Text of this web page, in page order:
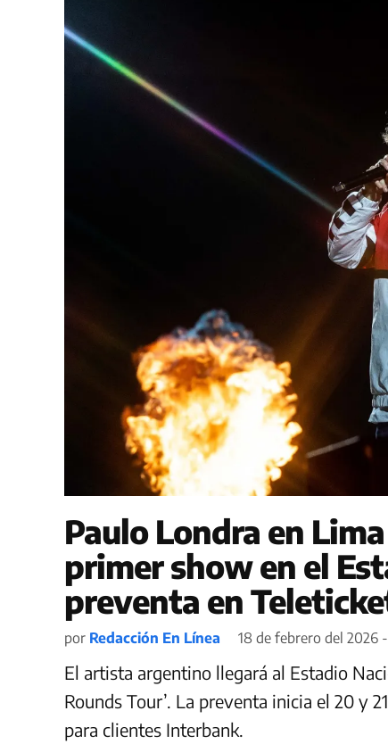
Paulo Londra en
primer show en el
preventa en
por Redacción En Línea 18 de febrero del 2026
El artista argentino llegará al Estadio
Rounds Tour’. La preventa inicia el 20 y
para clientes Interbank.